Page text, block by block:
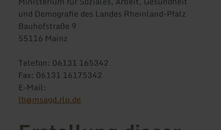
und Demografie des Landes Rheinland-Pfalz
Bauhofstraße 9
55116 Mainz
Telefon: 06131 165342
Fax: 06131 16175342
E-Mail:
lb@msagd.rlp.de